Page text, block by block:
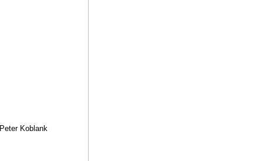
Koblank